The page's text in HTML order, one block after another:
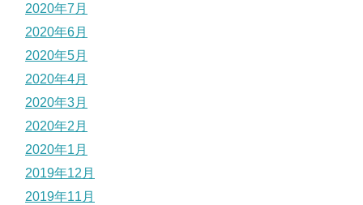
2020年7月
2020年6月
2020年5月
2020年4月
2020年3月
2020年2月
2020年1月
2019年12月
2019年11月